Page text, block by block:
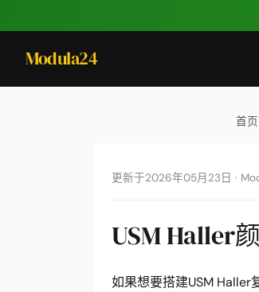
Modula24
首页
更新于2026年05月23日 ·
USM Haller
如果想要搭建USM